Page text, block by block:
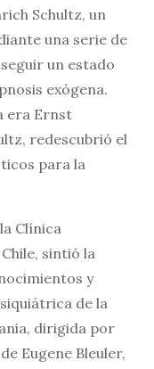
Schultz, un
una serie de
un estado
exógena.
era Ernst
redescubrió el
para la
Clínica
sintió la
y
de la
dirigida por
Eugene Bleuler,